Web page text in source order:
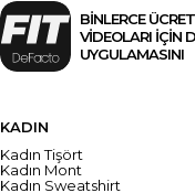
BİNLERCE
VİDEOLARI İÇİN
UYGULAMASINI
KADIN
Kadın Tişört
Kadın Mont
Kadın Sweatshirt